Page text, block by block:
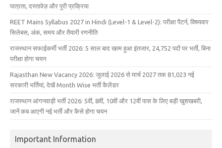
पात्रता, दस्तावेज़ और पूरी प्रक्रिया
REET Mains Syllabus 2027 in Hindi (Level-1 & Level-2): परीक्षा पैटर्न, विषयवार
सिलेबस, अंक, समय और तैयारी रणनीति
राजस्थान सफाईकर्मी भर्ती 2026: 5 साल बाद खत्म हुआ इंतजार, 24,752 पदों पर भर्ती, बिना
परीक्षा होगा चयन
Rajasthan New Vacancy 2026: जुलाई 2026 से मार्च 2027 तक 81,023 नई
सरकारी भर्तियां, देखें Month Wise भर्ती कैलेंडर
राजस्थान आंगनवाड़ी भर्ती 2026: 5वीं, 8वीं, 10वीं और 12वीं पास के लिए बड़ी खुशखबरी,
जानें कब आएगी नई भर्ती और कैसे होगा चयन
Important Information